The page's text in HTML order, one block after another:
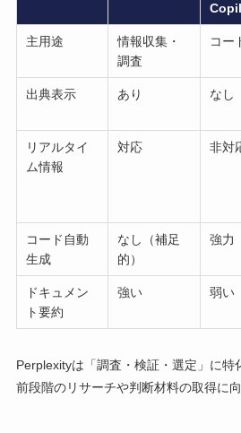
主用途
情報収集・
調査
コー
出典表示 あり なし
リアルタイ
ム情報
対応 非対
コード自動
生成
なし（補足
的）
強力
ドキュメン
ト要約
強い 弱い
Perplexityは「調査・検証・選定」に特
前段階のリサーチや判断材料の取得に向